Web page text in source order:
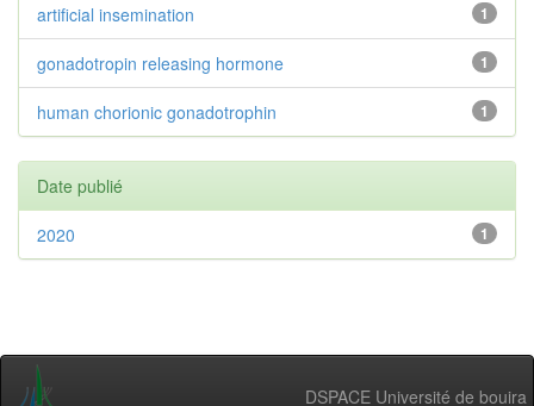
1
artificial insemination
1
gonadotropin releasing hormone
1
human chorionic gonadotrophin
Date publié
1
2020
DSPACE Université de bouira